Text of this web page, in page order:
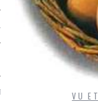
ARCACHON
VU